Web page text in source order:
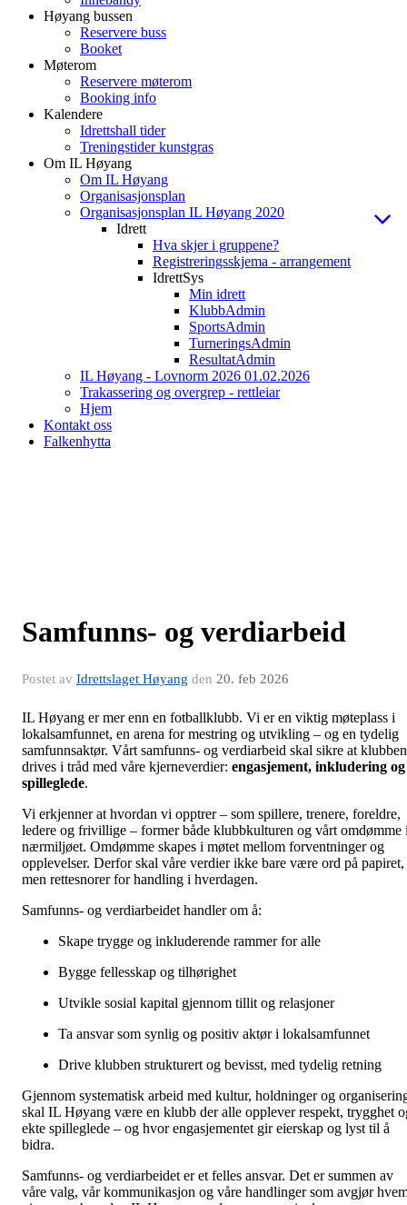
Høyang bussen
Reservere buss
Booket
Møterom
Reservere møterom
Booking info
Kalendere
Idrettshall tider
Treningstider kunstgras
Om IL Høyang
Om IL Høyang
Organisasjonsplan
Organisasjonsplan IL Høyang 2020
Idrett
Hva skjer i gruppene?
Registreringsskjema - arrangement
IdrettSys
Min idrett
KlubbAdmin
SportsAdmin
TurneringsAdmin
ResultatAdmin
IL Høyang - Lovnorm 2026 01.02.2026
Trakassering og overgrep - rettleiar
Hjem
Kontakt oss
Falkenhytta
Samfunns- og verdiarbeid
Postet av Idrettslaget Høyang den 20. feb 2026
IL Høyang er mer enn en fotballklubb. Vi er en viktig møteplass i
lokalsamfunnet, en arena for mestring og utvikling – og en tydelig
samfunnsaktør. Vårt samfunns- og verdiarbeid skal sikre at klubben
drives i tråd med våre kjerneverdier: engasjement, inkludering og
spilleglede.
Vi erkjenner at hvordan vi opptrer – som spillere, trenere, foreldre,
ledere og frivillige – former både klubbkulturen og vårt omdømme
nærmiljøet. Omdømme skapes i møtet mellom forventninger og
opplevelser. Derfor skal våre verdier ikke bare være ord på papiret,
men rettesnorer for handling i hverdagen.
Samfunns- og verdiarbeidet handler om å:
Skape trygge og inkluderende rammer for alle
Bygge fellesskap og tilhørighet
Utvikle sosial kapital gjennom tillit og relasjoner
Ta ansvar som synlig og positiv aktør i lokalsamfunnet
Drive klubben strukturert og bevisst, med tydelig retning
Gjennom systematisk arbeid med kultur, holdninger og
skal IL Høyang være en klubb der alle opplever respekt, trygghet
ekte spilleglede – og hvor engasjementet gir eierskap og lyst til å
bidra.
Samfunns- og verdiarbeidet er et felles ansvar. Det er summen av
våre valg, vår kommunikasjon og våre handlinger som avgjør